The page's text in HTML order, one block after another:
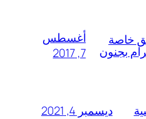
خاصة
أغسطس
7, 2017
ديسمبر 4, 2021